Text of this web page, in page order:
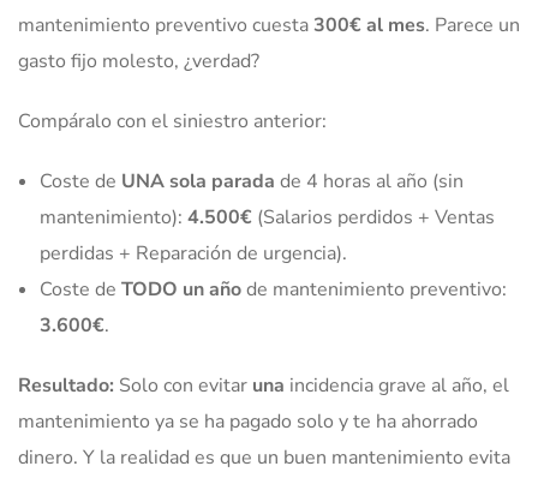
mantenimiento preventivo cuesta300€ al mes. Parece un
gasto fijo molesto, ¿verdad?
Compáralo con el siniestro anterior:
Coste de UNA sola parada de 4 horas al año (sin
mantenimiento): 4.500€ (Salarios perdidos + Ventas
perdidas + Reparación de urgencia).
Coste de TODO un añode mantenimiento preventivo:
3.600€.
Resultado: Solo con evitar una incidencia grave al año, el
mantenimiento ya se ha pagado solo y te ha ahorrado
dinero. Y la realidad es que un buen mantenimiento evita